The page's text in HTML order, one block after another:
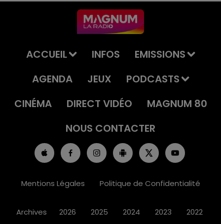
ACCUEIL INFOS
EMISSIONS
AGENDA
JEUX
PODCASTS
CINÉMA
DIRECT VIDÉO
MAGNUM 80
NOUS CONTACTER
Mentions Légales Politique de Confidentialité
Archives 2026 2025 2024 2023 2022